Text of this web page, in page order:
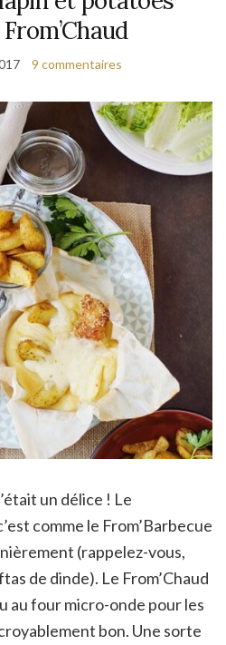
9 commentaires
un délice ! Le
comme le From’Barbecue
(rappelez-vous,
de dinde). Le From’Chaud
au four micro-onde pour les
bon. Une sorte